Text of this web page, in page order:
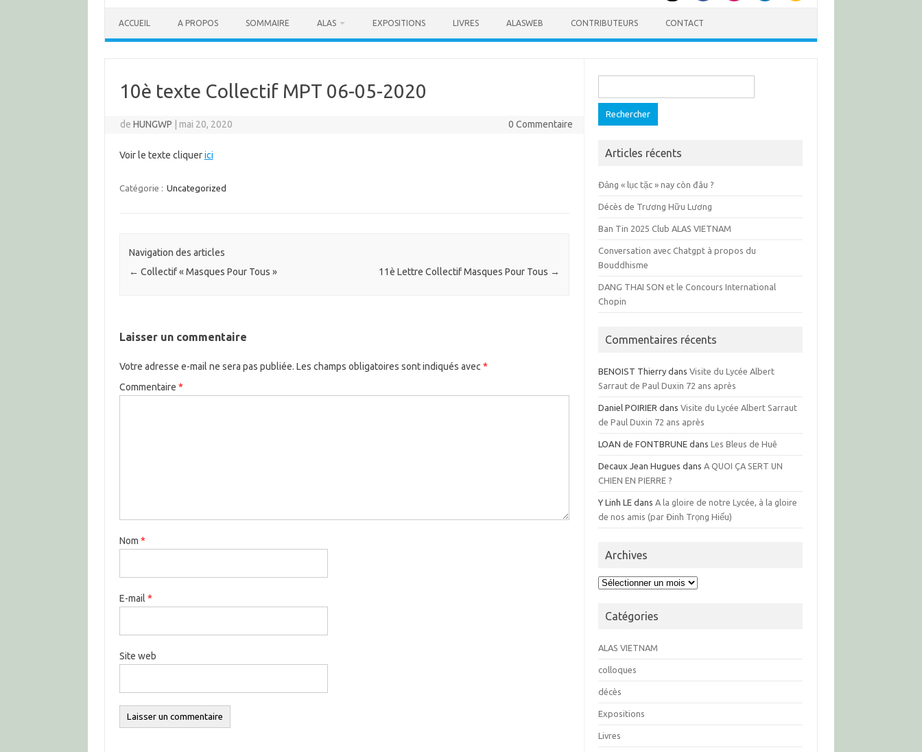
ACCUEIL A PROPOS SOMMAIRE ALAS EXPOSITIONS LIVRES ALASWEB CONTRIBUTEURS CONTACT
10è texte Collectif MPT 06-05-2020
deHUNGWP mai 20, 2020 0 Commentaire
Voir le texte cliquerici
Catégorie : Uncategorized
Navigation des articles
← Collectif « Masques Pour Tous » 11è Lettre Collectif Masques Pour Tous →
Laisser un commentaire
Votre adresse e-mail ne sera pas publiée. Les champs obligatoires sont indiqués avec*
Commentaire *
Nom *
E-mail *
Site web
Articles récents
Đảng « lục tặc » nay còn đâu ?
Décès de Trương Hữu Lương
Ban Tin 2025 Club ALAS VIETNAM
Conversation avec Chatgpt à propos du
Bouddhisme
DANG THAI SON et le Concours International
Chopin
Commentaires récents
BENOIST Thierry dansVisite du Lycée Albert
Sarraut de Paul Duxin 72 ans après
Daniel POIRIER dansVisite du Lycée Albert Sarraut
de Paul Duxin 72 ans après
LOAN de FONTBRUNE dansLes Bleus de Huê
Decaux Jean Hugues dansA QUOI ÇA SERT UN
CHIEN EN PIERRE ?
Y Linh LE dansA la gloire de notre Lycée, à la gloire
de nos amis (par Đinh Trọng Hiếu)
Archives
Archives
Catégories
ALAS VIETNAM
colloques
décès
Expositions
Livres